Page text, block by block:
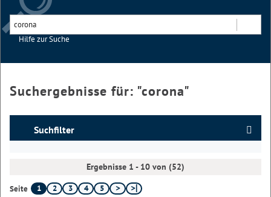
Hilfe zur Suche
Suchergebnisse für: "corona"
Suchfilter
Ergebnisse 1 - 10 von (52)
Seite 1 2 3 4
5